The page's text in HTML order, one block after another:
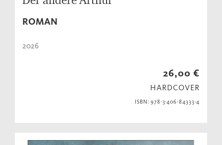
ROMAN
2026
26,00 €
HARDCOVER
ISBN: 978-3-406-84333-4